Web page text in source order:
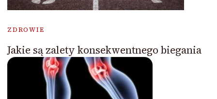
ZDROWIE
Jakie są zalety konsekwentnego biegania